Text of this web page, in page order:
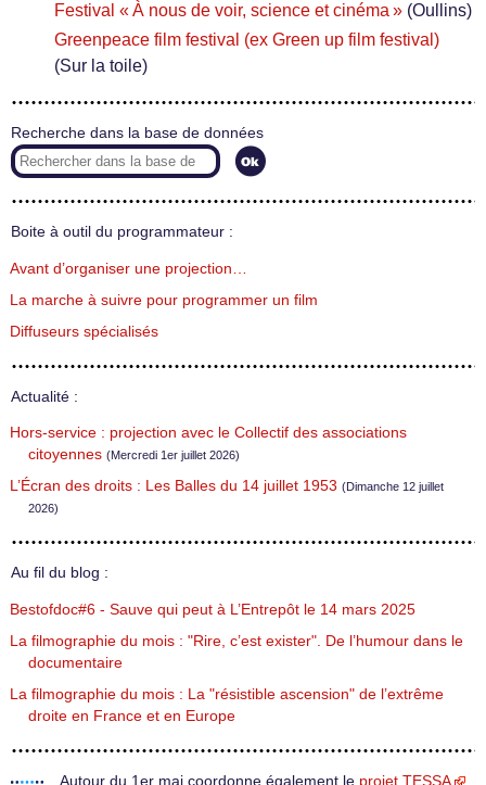
Festival « À nous de voir, science et cinéma » (Oullins)
Greenpeace film festival (ex Green up film festival)
(Sur la toile)
Recherche dans la base de données
Boite à outil du programmateur :
Avant d’organiser une projection…
La marche à suivre pour programmer un film
Diffuseurs spécialisés
Actualité :
Hors-service : projection avec le Collectif des associations
citoyennes (Mercredi 1er juillet 2026)
L’Écran des droits : Les Balles du 14 juillet 1953 (Dimanche 12 juillet
2026)
Au fil du blog :
Bestofdoc#6 - Sauve qui peut à L’Entrepôt le 14 mars 2025
La filmographie du mois : "Rire, c’est exister". De l’humour dans le
documentaire
La filmographie du mois : La "résistible ascension" de l’extrême
droite en France et en Europe
Autour du 1er mai coordonne également le projet TESSA